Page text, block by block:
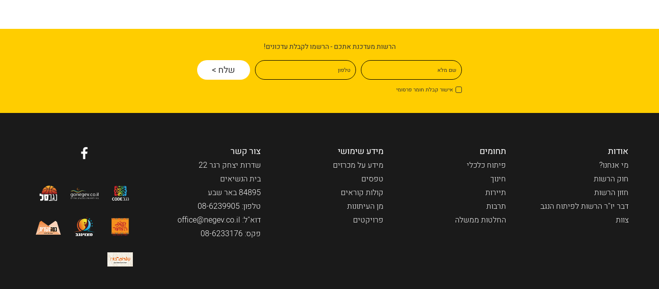
הרשות מעדכנת אתכם - הרשמו לקבלת עדכונים!
שם מלא טלפון
אישור קבלת חומר פרסומי
אודות
מי אנחנו?
חוק הרשות
חזון הרשות
דבר יו"ר הרשות לפיתוח הנגב
צוות
תחומים
פיתוח כלכלי
חינוך
תיירות
תרבות
החלטות ממשלה
מידע שימושי
מידע על מכרזים
טפסים
קולות קוראים
מן העיתונות
פרויקטים
צור קשר
שדרות יצחק רגר
בית הנשיאים
84895 באר שבע
טלפון: 08-6239905
דוא"ל: office@negev.co.il
פקס: 08-6233176